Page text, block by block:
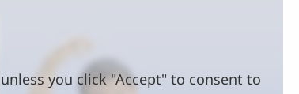
you click "Accept" to consent to